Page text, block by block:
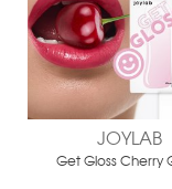
JOYLAB
Get Gloss Cherry